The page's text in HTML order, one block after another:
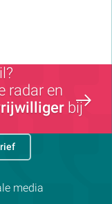
radar en
bij
media